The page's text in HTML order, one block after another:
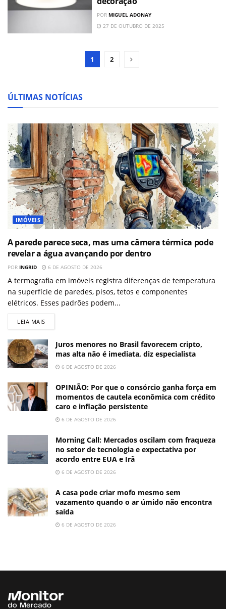
POR MIGUEL ADONAY
27 DE OUTUBRO DE 2025
1 2
ÚLTIMAS NOTÍCIAS
IMÓVEIS
A parede parece seca, mas uma câmera térmica pode
revelar a água avançando por dentro
POR INGRID 6 DE AGOSTO DE 2026
A termografia em imóveis registra diferenças de temperatura
na superfície de paredes, pisos, tetos e componentes
elétricos. Esses padrões podem...
LEIA MAIS
Juros menores no Brasil favorecem cripto,
mas alta não é imediata, diz especialista
6 DE AGOSTO DE 2026
OPINIÃO: Por que o consórcio ganha força em
momentos de cautela econômica com crédito
caro e inflação persistente
6 DE AGOSTO DE 2026
Morning Call: Mercados oscilam com fraqueza
no setor de tecnologia e expectativa por
acordo entre EUA e Irã
6 DE AGOSTO DE 2026
A casa pode criar mofo mesmo sem
vazamento quando o ar úmido não encontra
saída
6 DE AGOSTO DE 2026